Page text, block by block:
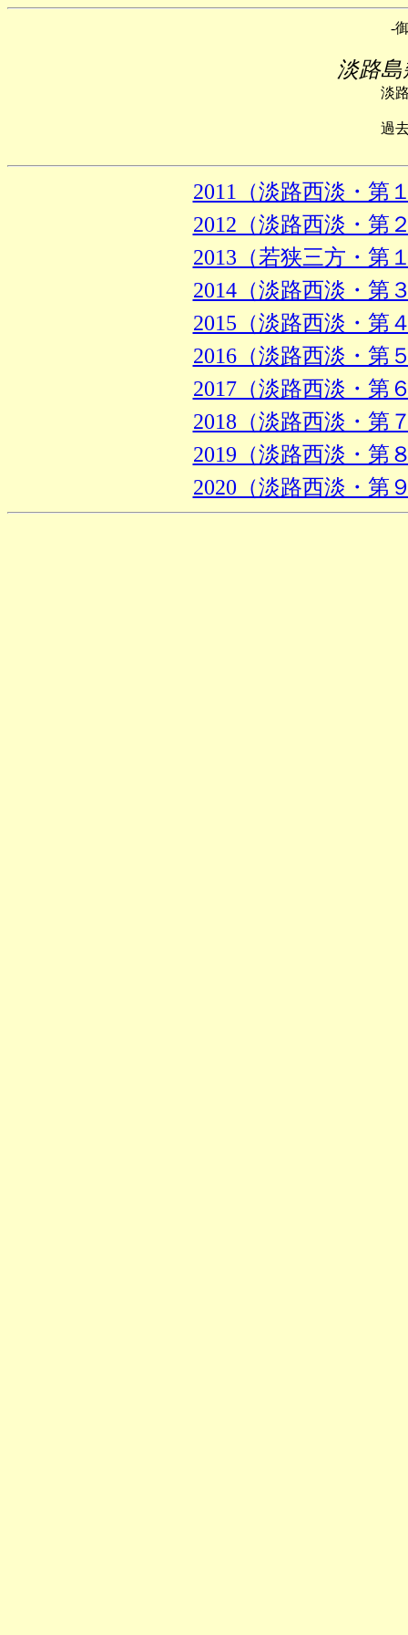
-
淡路
淡
過
2011（淡路西淡・第
2012（淡路西淡・第
2013（若狭三方・第
2014（淡路西淡・第
2015（淡路西淡・第
2016（淡路西淡・第
2017（淡路西淡・第
2018（淡路西淡・第
2019（淡路西淡・第
2020（淡路西淡・第